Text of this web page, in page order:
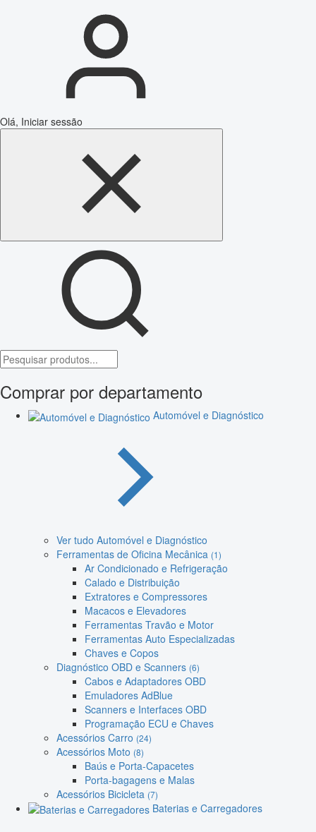
Olá, Iniciar sessão
Comprar por departamento
Automóvel e Diagnóstico
Ver tudo Automóvel e Diagnóstico
Ferramentas de Oficina Mecânica (1)
Ar Condicionado e Refrigeração
Calado e Distribuição
Extratores e Compressores
Macacos e Elevadores
Ferramentas Travão e Motor
Ferramentas Auto Especializadas
Chaves e Copos
Diagnóstico OBD e Scanners (6)
Cabos e Adaptadores OBD
Emuladores AdBlue
Scanners e Interfaces OBD
Programação ECU e Chaves
Acessórios Carro (24)
Acessórios Moto (8)
Baús e Porta-Capacetes
Porta-bagagens e Malas
Acessórios Bicicleta (7)
Baterias e Carregadores